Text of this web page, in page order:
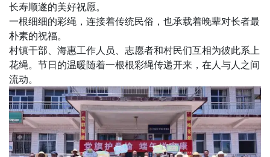
长寿顺遂的美好祝愿。
一根细细的彩绳，连接着传统民俗，也承载着晚辈对长者最
朴素的祝福。
村镇干部、海惠工作人员、志愿者和村民们互相为彼此系上
花绳。节日的温暖随着一根根彩绳传递开来，在人与人之间
流动。